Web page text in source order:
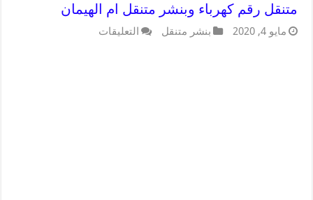
متنقل رقم كهرباء وبنشر متنقل ام الهيمان
مايو 4, 2020 بنشر متنقل التعليقات